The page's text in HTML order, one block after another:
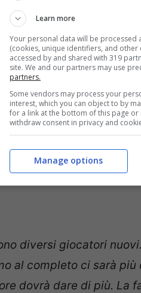
un assistman
in discesa
diversi giocatori
al completo ci sarà più
dovrà dare di più. La
Learn more
Your personal data will be
(cookies, unique identifiers, and
accessed by and shared with 319
site. We and our partners may use
partners.
Some vendors may process your
interest, which you can object to by
for a link at the bottom of this page
withdraw consent in privacy and
Manage options